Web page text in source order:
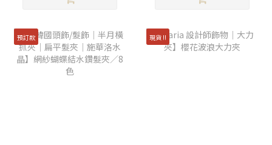
預訂款 現貨 !!